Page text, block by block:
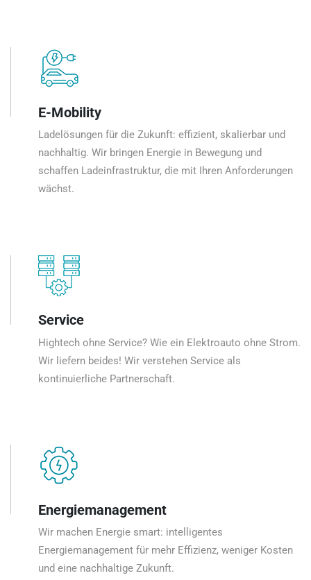
E-Mobility
Ladelösungen für die Zukunft: effizient, skalierbar und
nachhaltig. Wir bringen Energie in Bewegung und
schaffen Ladeinfrastruktur, die mit Ihren Anforderungen
wächst.
Service
Hightech ohne Service? Wie ein Elektroauto ohne Strom.
Wir liefern beides! Wir verstehen Service als
kontinuierliche Partnerschaft.
Energiemanagement
Wir machen Energie smart: intelligentes
Energiemanagement für mehr Effizienz, weniger Kosten
und eine nachhaltige Zukunft.